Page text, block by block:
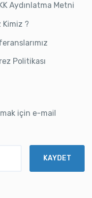
Aydınlatma Metni
Kimiz ?
Politikası
için e-mail
KAYDET